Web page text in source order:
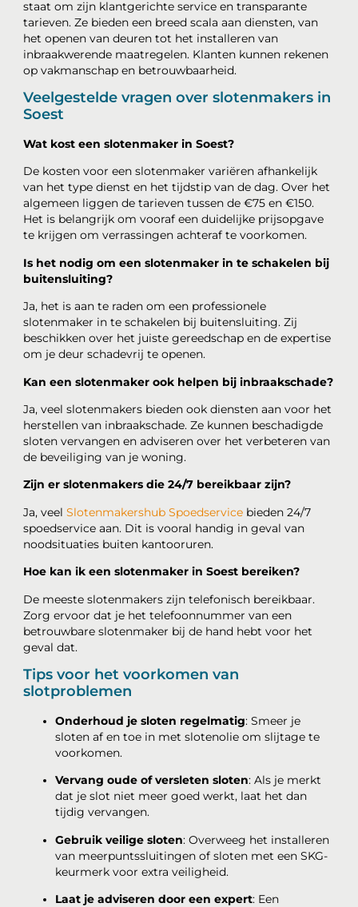
staat om zijn klantgerichte service en transparante
tarieven. Ze bieden een breed scala aan diensten, van
het openen van deuren tot het installeren van
inbraakwerende maatregelen. Klanten kunnen rekenen
op vakmanschap en betrouwbaarheid.
Veelgestelde vragen over slotenmakers in
Soest
Wat kost een slotenmaker in Soest?
De kosten voor een slotenmaker variëren afhankelijk
van het type dienst en het tijdstip van de dag. Over het
algemeen liggen de tarieven tussen de €75 en €150.
Het is belangrijk om vooraf een duidelijke prijsopgave
te krijgen om verrassingen achteraf te voorkomen.
Is het nodig om een slotenmaker in te schakelen bij
buitensluiting?
Ja, het is aan te raden om een professionele
slotenmaker in te schakelen bij buitensluiting. Zij
beschikken over het juiste gereedschap en de expertise
om je deur schadevrij te openen.
Kan een slotenmaker ook helpen bij inbraakschade?
Ja, veel slotenmakers bieden ook diensten aan voor het
herstellen van inbraakschade. Ze kunnen beschadigde
sloten vervangen en adviseren over het verbeteren van
de beveiliging van je woning.
Zijn er slotenmakers die 24/7 bereikbaar zijn?
Ja, veelSlotenmakershub Spoedservice bieden 24/7
spoedservice aan. Dit is vooral handig in geval van
noodsituaties buiten kantooruren.
Hoe kan ik een slotenmaker in Soest bereiken?
De meeste slotenmakers zijn telefonisch bereikbaar.
Zorg ervoor dat je het telefoonnummer van een
betrouwbare slotenmaker bij de hand hebt voor het
geval dat.
Tips voor het voorkomen van
slotproblemen
Onderhoud je sloten regelmatig: Smeer je
sloten af en toe in met slotenolie om slijtage te
voorkomen.
Vervang oude of versleten sloten: Als je merkt
dat je slot niet meer goed werkt, laat het dan
tijdig vervangen.
Gebruik veilige sloten: Overweeg het installeren
van meerpuntssluitingen of sloten met een SKG-
keurmerk voor extra veiligheid.
Laat je adviseren door een expert: Een